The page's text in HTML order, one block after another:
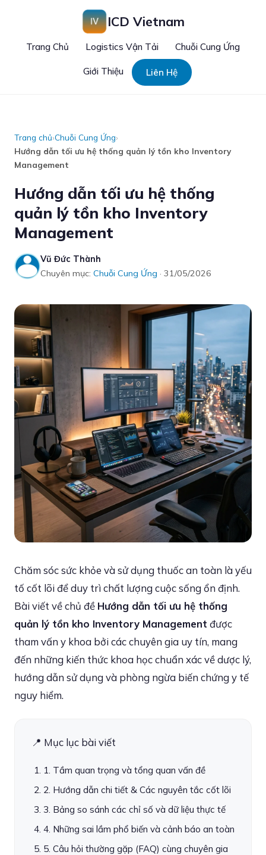
ICD Vietnam
Trang Chủ Logistics Vận Tải Chuỗi Cung Ứng
Giới Thiệu Liên Hệ
Trang chủ›Chuỗi Cung Ứng›
Hướng dẫn tối ưu hệ thống quản lý tồn kho Inventory
Management
Hướng dẫn tối ưu hệ thống
quản lý tồn kho Inventory
Management
Vũ Đức Thành
Chuyên mục: Chuỗi Cung Ứng · 31/05/2026
Chăm sóc sức khỏe và sử dụng thuốc an toàn là yếu
tố cốt lõi để duy trì chất lượng cuộc sống ổn định.
Bài viết về chủ đề Hướng dẫn tối ưu hệ thống
quản lý tồn kho Inventory Management được
tham vấn y khoa bởi các chuyên gia uy tín, mang
đến những kiến thức khoa học chuẩn xác về dược lý,
hướng dẫn sử dụng và phòng ngừa biến chứng y tế
nguy hiểm.
📍 Mục lục bài viết
1. Tầm quan trọng và tổng quan vấn đề
2. Hướng dẫn chi tiết & Các nguyên tắc cốt lõi
3. Bảng so sánh các chỉ số và dữ liệu thực tế
4. Những sai lầm phổ biến và cảnh báo an toàn
5. Câu hỏi thường gặp (FAQ) cùng chuyên gia